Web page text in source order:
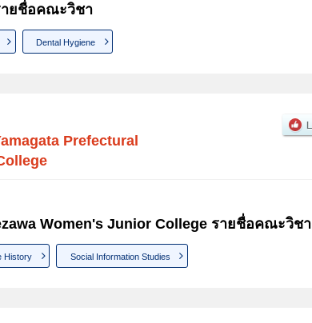
ายชื่อคณะวิชา
Dental Hygiene
Prefectural
Women's Junior College รายชื่อคณะวิชา
History Social Information Studies